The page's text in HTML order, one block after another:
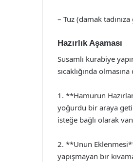
– Tuz (damak
Hazırlık Aşaması
Susamlı kurabiye
sıcaklığında
1. **Hamurun
yoğurdu bir araya
isteğe bağlı olarak
2. **Unun
yapışmayan bir